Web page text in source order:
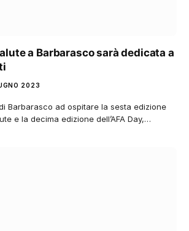
a Barbarasco sarà dedicata a
2023
Barbarasco ad ospitare la sesta edizione
e la decima edizione dell’AFA Day,…